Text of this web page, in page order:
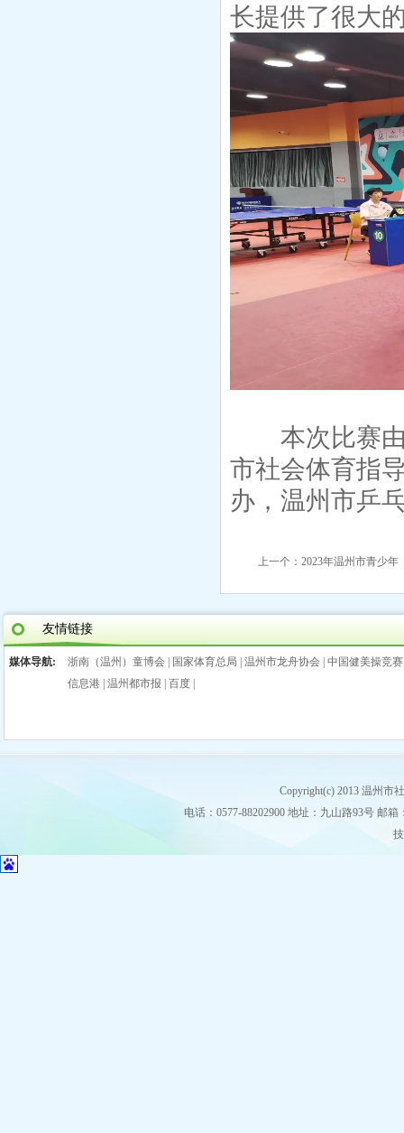
长提供了很大
本次比赛由
市社会体育指
办，温州市乒
上一个： 2023年温州市青少年
友情链接
媒体导航: 浙南（温州）童博会 国家体育总局 温州市龙舟协会 中国健美操竞
信息港 温州都市报 百度
Copyright(c) 2013 温州市
电话：0577-88202900 地址：九山路93号 邮箱